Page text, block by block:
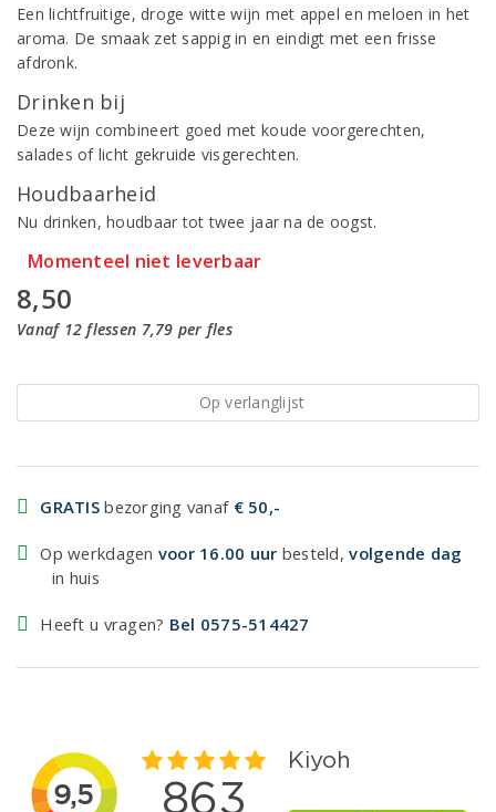
Een lichtfruitige, droge witte wijn met appel en meloen in het
aroma. De smaak zet sappig in en eindigt met een frisse
afdronk.
Drinken bij
Deze wijn combineert goed met koude voorgerechten,
salades of licht gekruide visgerechten.
Houdbaarheid
Nu drinken, houdbaar tot twee jaar na de oogst.
Momenteel niet leverbaar
8,50
Vanaf 12 flessen 7,79 per fles
Op verlanglijst
GRATIS bezorging vanaf € 50,-
Op werkdagen voor 16.00 uur besteld,volgende dag
in huis
Heeft u vragen? Bel 0575-514427